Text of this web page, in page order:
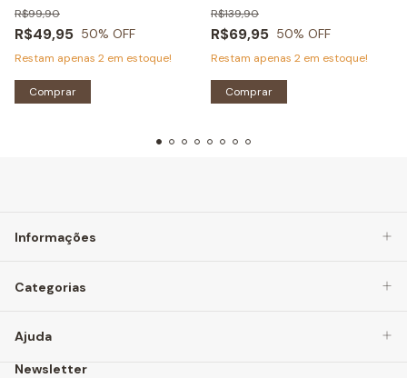
R$49,95
R$99,90
50% OFF
Restam apenas 2 em estoque!
Comprar
R$69,95
R$139,90
50% OFF
Restam apenas 2 em estoque!
Comprar
Informações
Categorias
Ajuda
Newsletter